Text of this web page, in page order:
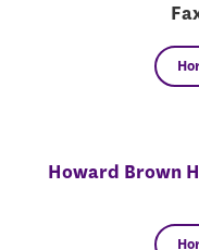
Howard Brown